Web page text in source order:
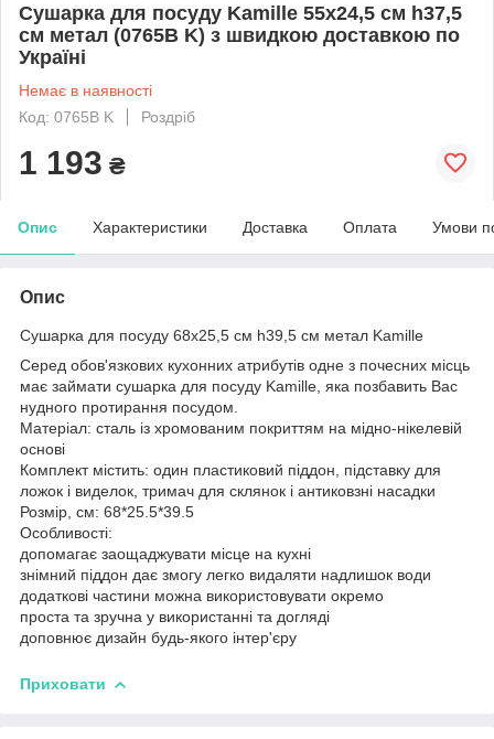
Сушарка для посуду Kamille 55х24,5 см h37,5
см метал (0765B K) з швидкою доставкою по
Україні
Немає в наявності
Код: 0765B K
Роздріб
1 193 ₴
Опис Характеристики Доставка Оплата Умови
Опис
Сушарка для посуду 68х25,5 см h39,5 см метал Kamille
Серед обов'язкових кухонних атрибутів одне з почесних місць
має займати сушарка для посуду Kamille, яка позбавить Вас
нудного протирання посудом.
Матеріал: сталь із хромованим покриттям на мідно-нікелевій
основі
Комплект містить: один пластиковий піддон, підставку для
ложок і виделок, тримач для склянок і антиковзні насадки
Розмір, см: 68*25.5*39.5
Особливості:
допомагає заощаджувати місце на кухні
знімний піддон дає змогу легко видаляти надлишок води
додаткові частини можна використовувати окремо
проста та зручна у використанні та догляді
доповнює дизайн будь-якого інтер'єру
Приховати